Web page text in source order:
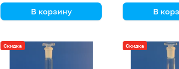
В корзину
(Кат. № 155/632 417 010
250) (Simax)
В
(Кат. № 155/
025) (Simax)
Скидка Скидка